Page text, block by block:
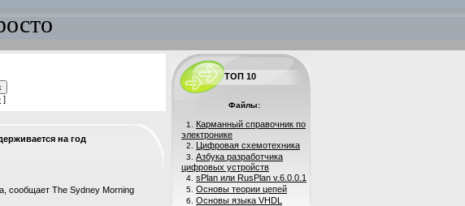
]
на год
сообщает The Sydney Morning
ТОП 10
Файлы:
1. Карманный справочник по
электронике
2. Цифровая схемотехника
3. Азбука разработчика
цифровых устройств
4. sPlan или RusPlan v.6.0.0.1
5. Основы теории цепей
6. Основы языка VHDL